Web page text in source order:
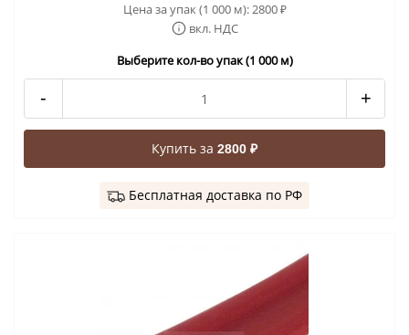
Цена за упак (1 000 м):2800₽
вкл. НДС
Выберите кол-во упак (1 000 м)
- +
Купить за 2800 ₽
Бесплатная доставка по РФ